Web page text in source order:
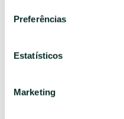
Preferências
Estatísticos
Marketing